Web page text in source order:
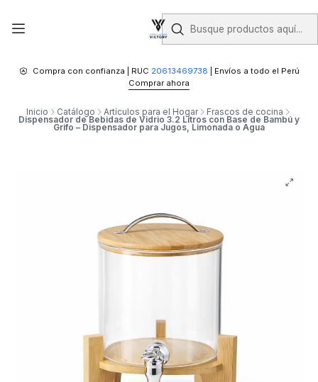
Compra con confianza | RUC 20613469738 | Envíos a todo el Perú
Comprar ahora
Inicio Catálogo Artículos para el Hogar Frascos de cocina
Dispensador de Bebidas de Vidrio 3.2 Litros con Base de Bambú y
Grifo – Dispensador para Jugos, Limonada o Agua